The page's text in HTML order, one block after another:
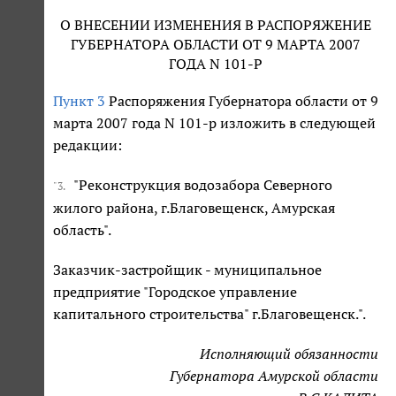
О ВНЕСЕНИИ ИЗМЕНЕНИЯ В РАСПОРЯЖЕНИЕ
ГУБЕРНАТОРА ОБЛАСТИ ОТ 9 МАРТА 2007
ГОДА N 101-Р
Пункт 3 Распоряжения Губернатора области от 9
марта 2007 года N 101-р изложить в следующей
редакции:
"3.
"Реконструкция водозабора Северного
жилого района, г.Благовещенск, Амурская
область".
Заказчик-застройщик - муниципальное
предприятие "Городское управление
капитального строительства" г.Благовещенск.".
Исполняющий обязанности
Губернатора Амурской области